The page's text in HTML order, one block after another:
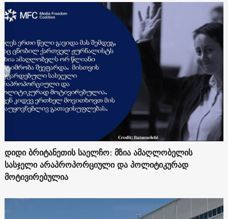
დიდი ბრიტანეთის საელჩო: მზია ამაღლობელის
სასჯელი არაპროპორციული და პოლიტიკურად
მოტივირებულია